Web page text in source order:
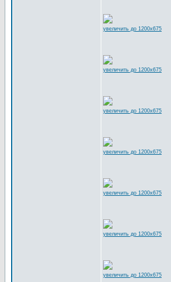
увеличить до 1200x675
увеличить до 1200x675
увеличить до 1200x675
увеличить до 1200x675
увеличить до 1200x675
увеличить до 1200x675
увеличить до 1200x675